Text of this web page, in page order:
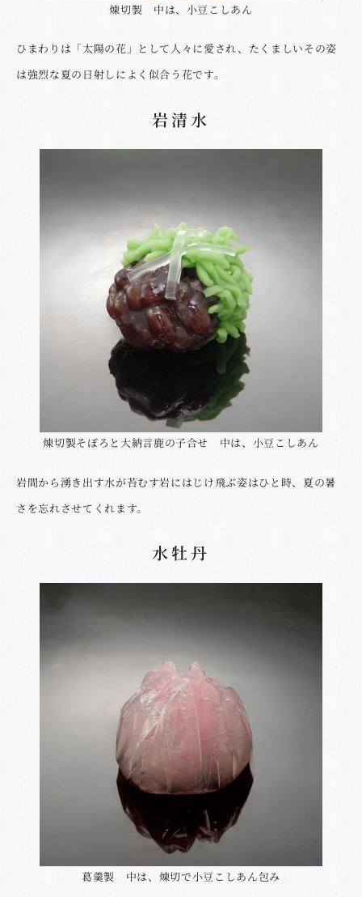
煉切製 中は、小豆こしあん
ひまわりは「太陽の花」として人々に愛され、たくましいその姿
は強烈な夏の日射しによく似合う花です。
岩清水
煉切製そぼろと大納言鹿の子合せ 中は、小豆こしあん
岩間から湧き出す水が苔むす岩にはじけ飛ぶ姿はひと時、夏の暑
さを忘れさせてくれます。
水牡丹
葛羹製 中は、煉切で小豆こしあん包み